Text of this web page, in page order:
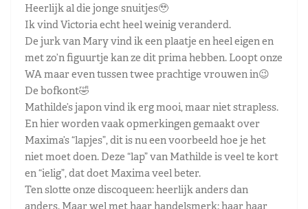
Heerlijk al die jonge snuitjes🥹
Ik vind Victoria echt heel weinig veranderd.
De jurk van Mary vind ik een plaatje en heel eigen en
met zo’n figuurtje kan ze dit prima hebben. Loopt onze
WA maar even tussen twee prachtige vrouwen in😉
De bofkont🤣
Mathilde’s japon vind ik erg mooi, maar niet strapless.
En hier worden vaak opmerkingen gemaakt over
Maxima’s “lapjes”, dit is nu een voorbeeld hoe je het
niet moet doen. Deze “lap” van Mathilde is veel te kort
en “ielig”, dat doet Maxima veel beter.
Ten slotte onze discoqueen: heerlijk anders dan
anders. Maar wel met haar handelsmerk: haar haar